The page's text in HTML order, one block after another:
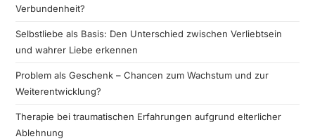
Verbundenheit?
Selbstliebe als Basis: Den Unterschied zwischen Verliebtsein
und wahrer Liebe erkennen
Problem als Geschenk – Chancen zum Wachstum und zur
Weiterentwicklung?
Therapie bei traumatischen Erfahrungen aufgrund elterlicher
Ablehnung